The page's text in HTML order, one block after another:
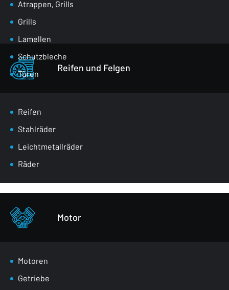
Atrappen, Grills
Grills
Lamellen
Schutzbleche
Türen
Spiegel
Masken
Radkästen
Vordere Gurte
Stoßstangen
Sonstiges - Körperteile
Reifen und Felgen
Reifen
Stahlräder
Leichtmetallräder
Räder
Motor
Motoren
Getriebe